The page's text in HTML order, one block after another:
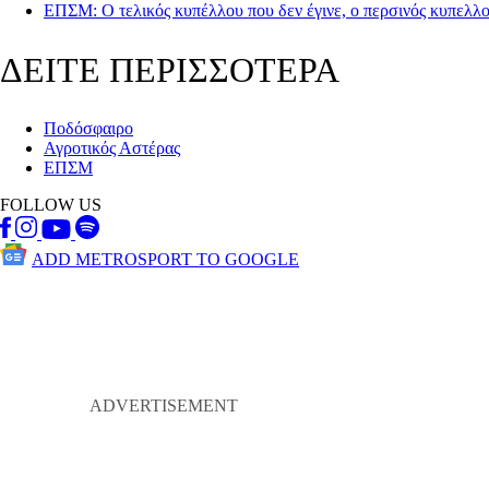
ΕΠΣΜ: Ο τελικός κυπέλλου που δεν έγινε, ο περσινός
ΔΕΙΤΕ ΠΕΡΙΣΣΟΤΕΡΑ
Ποδόσφαιρο
Αγροτικός Αστέρας
ΕΠΣΜ
FOLLOW US
ADD METROSPORT TO GOOGLE